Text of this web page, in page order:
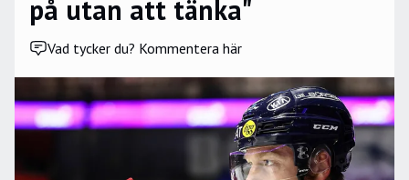
på utan att tänka"
Vad tycker du? Kommentera här